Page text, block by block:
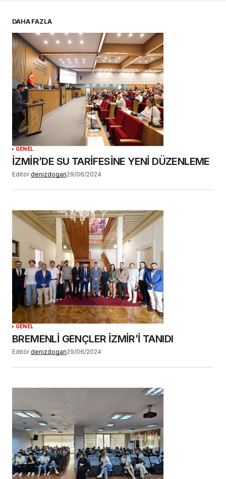
Daha sonraki yorumlarımda kullanılması için
adım, e-posta adresim ve site adresim bu
tarayıcıya kaydedilsin.
YORUM GÖNDER
DAHA FAZLA
GENEL
İZMİR’DE SU TARİFESİNE YENİ DÜZENLEME
Editör denizdogan29/06/2024
GENEL
BREMENLİ GENÇLER İZMİR’İ TANIDI
Editör denizdogan29/06/2024